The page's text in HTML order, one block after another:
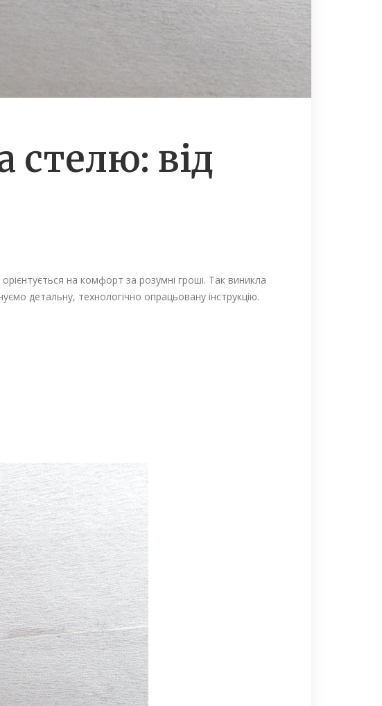
стелю: від
на комфорт за розумні гроші. Так виникла
детальну, технологічно опрацьовану інструкцію.